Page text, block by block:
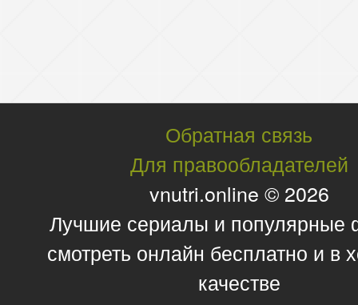
Обратная связь
Для правообладателей
vnutri.online © 2026
Лучшие сериалы и
смотреть онлайн бесплатно и в
качестве